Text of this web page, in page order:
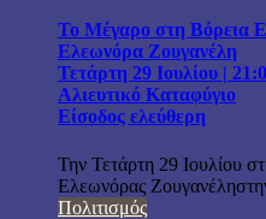
Το Μέγαρο στη Βόρεια
Ελεωνόρα Ζουγανέλη
Τετάρτη 29 Ιουλίου |
Αλιευτικό Καταφύγιο
Είσοδος ελεύθερη
Την Τετάρτη 29 Ιουλίου
Ελεωνόρας
Πολιτισμός